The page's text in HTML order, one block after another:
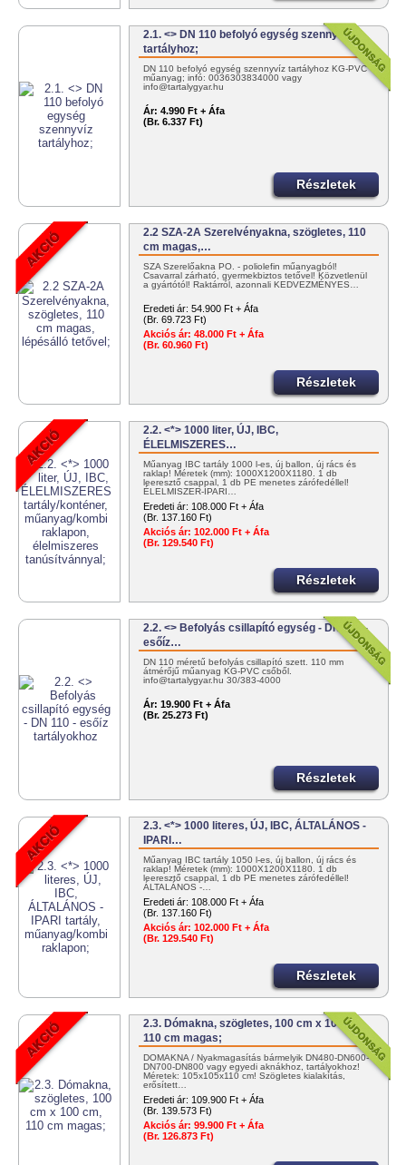
2.1. <> DN 110 befolyó egység szennyvíz
tartályhoz;
DN 110 befolyó egység szennyvíz tartályhoz KG-PVC
műanyag; infó: 0036303834000 vagy
info@tartalygyar.hu
Ár: 4.990 Ft + Áfa
(Br. 6.337 Ft)
Részletek
2.2 SZA-2A Szerelvényakna, szögletes, 110
cm magas,…
SZA Szerelőakna PO. - poliolefin műanyagból!
Csavarral zárható, gyermekbiztos tetővel! Közvetlenül
a gyártótól! Raktárról, azonnali KEDVEZMÉNYES…
Eredeti ár: 54.900 Ft + Áfa
(Br. 69.723 Ft)
Akciós ár: 48.000 Ft + Áfa
(Br. 60.960 Ft)
Részletek
2.2. <*> 1000 liter, ÚJ, IBC,
ÉLELMISZERES…
Műanyag IBC tartály 1000 l-es, új ballon, új rács és
raklap! Méretek (mm): 1000X1200X1180. 1 db
leeresztő csappal, 1 db PE menetes zárófedéllel!
ÉLELMISZER-IPARI…
Eredeti ár: 108.000 Ft + Áfa
(Br. 137.160 Ft)
Akciós ár: 102.000 Ft + Áfa
(Br. 129.540 Ft)
Részletek
2.2. <> Befolyás csillapító egység - DN 110 -
esőíz…
DN 110 méretű befolyás csillapító szett. 110 mm
átmérőjű műanyag KG-PVC csőből.
info@tartalygyar.hu 30/383-4000
Ár: 19.900 Ft + Áfa
(Br. 25.273 Ft)
Részletek
2.3. <*> 1000 literes, ÚJ, IBC, ÁLTALÁNOS -
IPARI…
Műanyag IBC tartály 1050 l-es, új ballon, új rács és
raklap! Méretek (mm): 1000X1200X1180. 1 db
leeresztő csappal, 1 db PE menetes zárófedéllel!
ÁLTALÁNOS -…
Eredeti ár: 108.000 Ft + Áfa
(Br. 137.160 Ft)
Akciós ár: 102.000 Ft + Áfa
(Br. 129.540 Ft)
Részletek
2.3. Dómakna, szögletes, 100 cm x 100 cm,
110 cm magas;
DÓMAKNA / Nyakmagasítás bármelyik DN480-DN600-
DN700-DN800 vagy egyedi aknákhoz, tartályokhoz!
Méretek: 105x105x110 cm! Szögletes kialakítás,
erősített…
Eredeti ár: 109.900 Ft + Áfa
(Br. 139.573 Ft)
Akciós ár: 99.900 Ft + Áfa
(Br. 126.873 Ft)